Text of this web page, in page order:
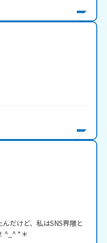
だけど、私はSNS界隈と
^_^ *＊